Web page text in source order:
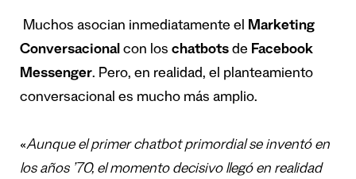
Muchos asocian inmediatamente el Marketing
Conversacional con los chatbots de Facebook
Messenger. Pero, en realidad, el planteamiento
conversacional es mucho más amplio.
«Aunque el primer chatbot primordial se inventóen
los años 70, el momento decisivo llegóen realidad